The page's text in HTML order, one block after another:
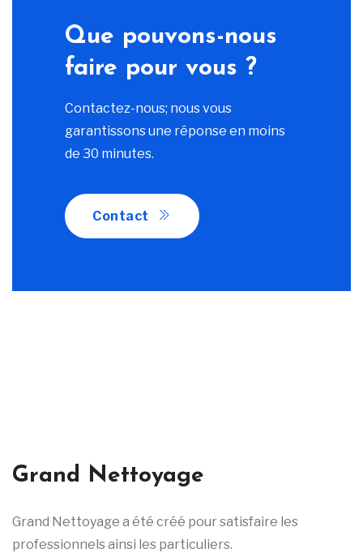
Que pouvons-nous
faire pour vous ?
Contactez-nous; nous vous
garantissons une réponse en moins
de 30 minutes.
Contact
Grand Nettoyage
Grand Nettoyage a été créé pour satisfaire les
professionnels ainsi les particuliers.